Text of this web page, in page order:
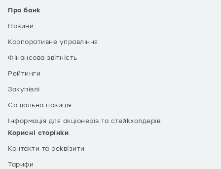
Про банк
Новини
Корпоративне управління
Фінансова звітність
Рейтинги
Закупівлі
Соціальна позиція
Інформація для акціонерів та стейкхолдерів
Корисні сторінки
Контакти та реквізити
Тарифи